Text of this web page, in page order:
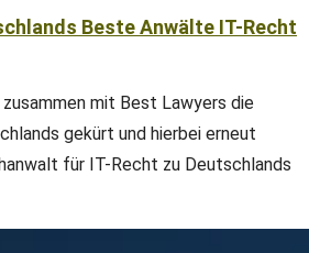
Beste Anwälte IT-Recht
mit Best Lawyers die
gekürt und hierbei erneut
für IT-Recht zu Deutschlands